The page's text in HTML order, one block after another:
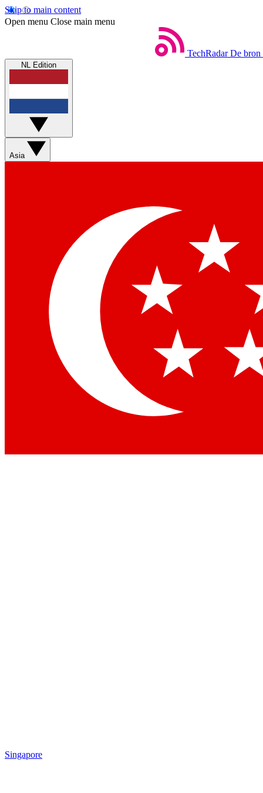
Skip to main content
Open menu Close main menu
TechRadar De bron
NL Edition
Asia
Singapore